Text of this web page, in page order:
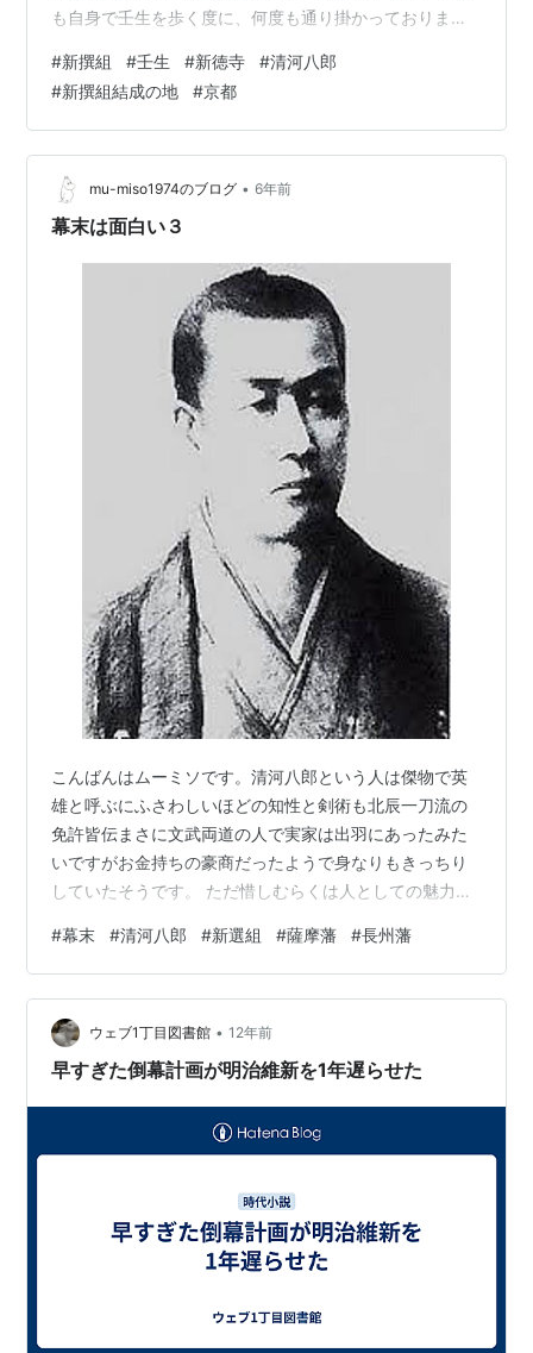
も自身で壬生を歩く度に、何度も通り掛かっております
ろし、清河八郎の演説に想いを馳せて見物しておりまし
た･･･。 あの本堂･･･。いつか見学してみたいなぁ･･、と
思っておったのが、いよいよ今回のツアーで叶ったので
あります！ さあ、ここからがツアー当日の画像です。 旧
前川邸の土蔵を見学した後、こちらのお寺に移動してき
ました！自身、初め…
#新撰組 #壬生 #新徳寺 #清河八郎
#新撰組結成の地 #京都
mu-miso1974のブログ • 6年前
幕末は面白い３
こんばんはムーミソです。清河八郎という人は傑物で英
雄と呼ぶにふさわしいほどの知性と剣術も北辰一刀流の
免許皆伝まさに文武両道の人で実家は出羽にあったみた
いですがお金持ちの豪商だったようで身なりもきっちり
していたそうです。 ただ惜しむらくは人としての魅力に
たあっちを騙してこっちを騙すやり方が奇術的すぎてつ
いてこれなかったのでしょう 清河の死から幕末は一気に
動いていくのです。長州藩は尊王の志士を使って暗殺と
恫喝を繰り返し幕府に攘夷を迫っていきます。 この時の
長州藩は集団パニックのように攘夷に向かって突き進ん
#幕末 #清河八郎 #新選組 #薩摩藩 #長州藩
ウェブ1丁目図書館 • 12年前
早すぎた倒幕計画が明治維新を1年遅らせた